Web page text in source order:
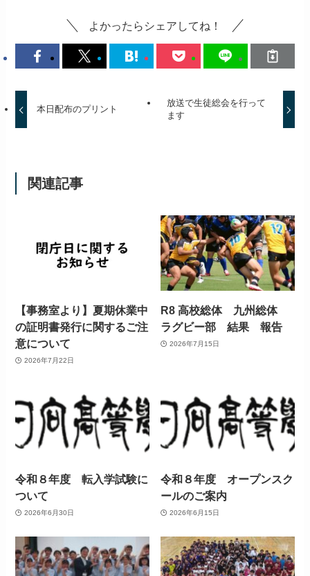
よかったらシェアしてね！
本日配布のプリント
放送で生徒総会を行って
ます
関連記事
【事務室より】夏期休業中
の証明書発行に関するご注
意について
2026年7月22日
R8 高校総体 九州総体
ラグビー部 結果 報告
2026年7月15日
令和８年度 転入学試験に
ついて
2026年6月30日
令和８年度 オープンスク
ールのご案内
2026年6月15日